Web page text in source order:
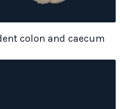
colon and caecum